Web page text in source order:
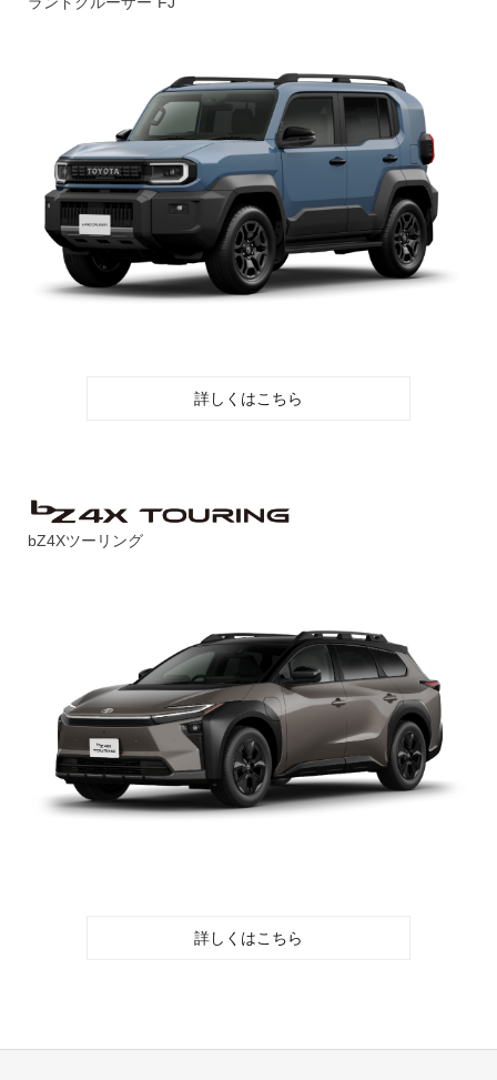
詳しくはこちら
bZ4Xツーリング
詳しくはこちら